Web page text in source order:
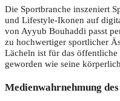
Die Sportbranche inszeniert
und Lifestyle-Ikonen auf
von Ayyub Bouhaddi passt
zu hochwertiger sportlicher
Lächeln ist für das öffentliche
geworden wie seine
Medienwahrnehmung